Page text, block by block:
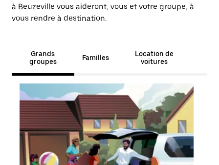
à Beuzeville vous aideront, vous et votre groupe, à
vous rendre à destination.
Grands
groupes
Familles
Location de
voitures